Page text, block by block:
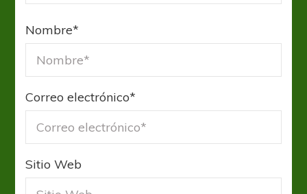
Nombre*
Correo electrónico*
Sitio Web